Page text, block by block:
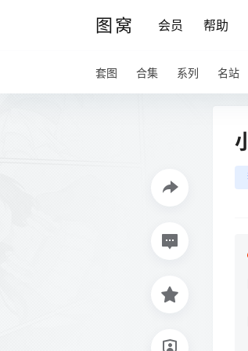
图窝 会员 帮助
套图 合集 系列 名站